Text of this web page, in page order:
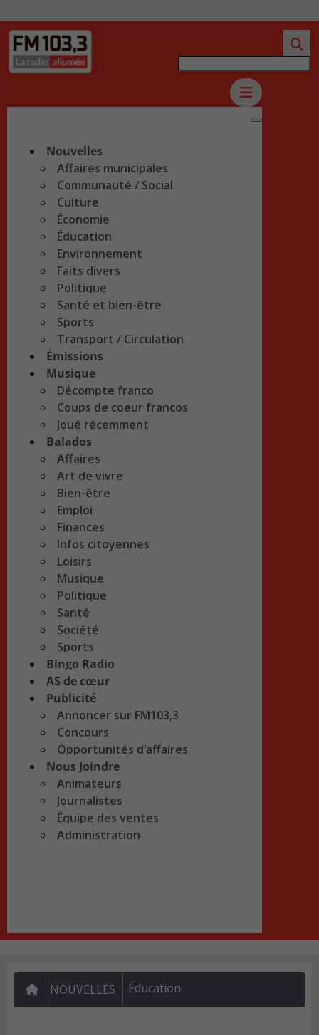
Nouvelles
Affaires municipales
Communauté / Social
Culture
Économie
Éducation
Environnement
Faits divers
Politique
Santé et bien-être
Sports
Transport / Circulation
Émissions
Musique
Décompte franco
Coups de coeur francos
Joué récemment
Balados
Affaires
Art de vivre
Bien-être
Emploi
Finances
Infos citoyennes
Loisirs
Musique
Politique
Santé
Société
Sports
Bingo Radio
AS de cœur
Publicité
Annoncer sur FM103,3
Concours
Opportunités d’affaires
Nous Joindre
Animateurs
Journalistes
Équipe des ventes
Administration
NOUVELLES Éducation